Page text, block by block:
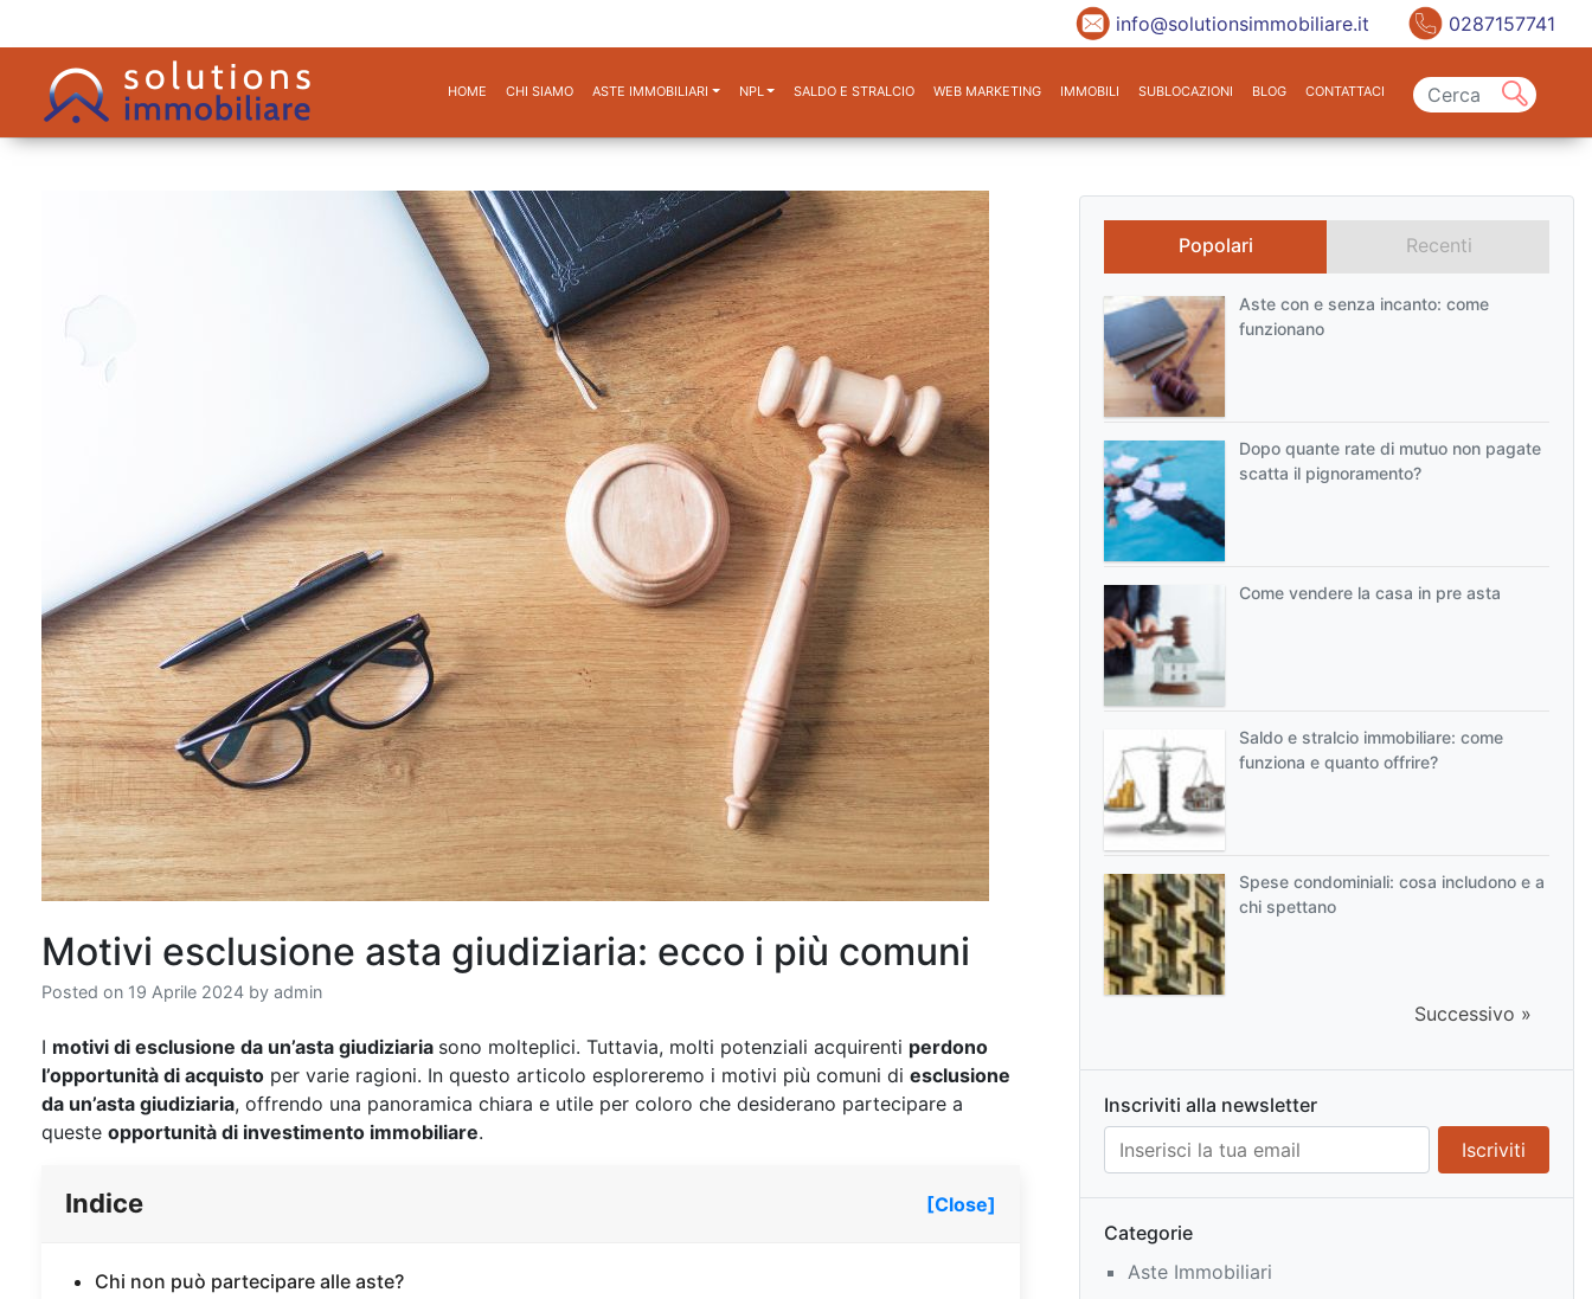
info@solutionsimmobiliare.it 0287157741
HOME CHI SIAMO ASTE IMMOBILIARI NPL SALDO E STRALCIO WEB MARKETING IMMOBILI SUBLOCAZIONI BLOG CONTATTACI
Motivi esclusione asta giudiziaria: ecco i più comuni
Posted on 19 Aprile 2024 by admin
I motivi di esclusione da un’asta giudiziaria sono molteplici. Tuttavia, molti potenziali acquirenti perdono
l’opportunità di acquisto per varie ragioni. In questo articolo esploreremo i motivi più comuni di esclusione
da un’asta giudiziaria, offrendo una panoramica chiara e utile per coloro che desiderano partecipare a
queste opportunità di investimento immobiliare.
Indice [Close]
Chi non può partecipare alle aste?
Popolari Recenti
Aste con e senza incanto: come
funzionano
Dopo quante rate di mutuo non pagate
scatta il pignoramento?
Come vendere la casa in pre asta
Saldo e stralcio immobiliare: come
funziona e quanto offrire?
Spese condominiali: cosa includono e a
chi spettano
Successivo »
Inscriviti alla newsletter
Categorie
Aste Immobiliari